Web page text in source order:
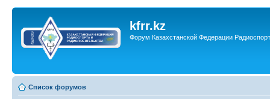
kfrr.kz
Форум Казахстанской Федерации
Список форумов